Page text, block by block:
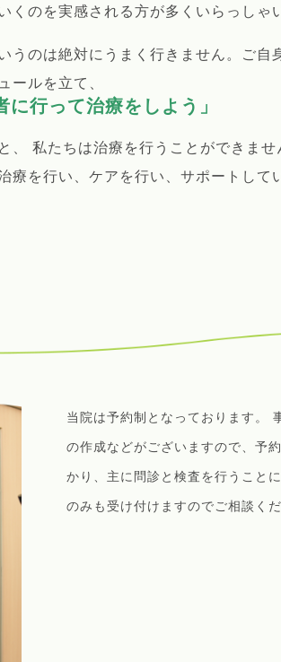
くのを実感される方が多くいらっしゃ
うのは絶対にうまく行きません。ご自
ールを立て、
行って治療をしよう」
、 私たちは治療を行うことができま
療を行い、ケアを行い、サポートして
当院は予約制となっております。
の作成などがございますので、予
かり、主に問診と検査を行うこと
のみも受け付けますのでご相談くだ